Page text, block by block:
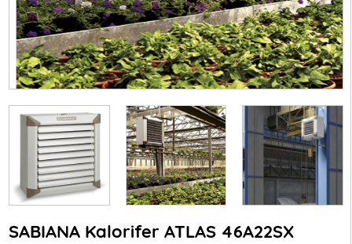
SABIANA Kalorifer ATLAS 46A22SX